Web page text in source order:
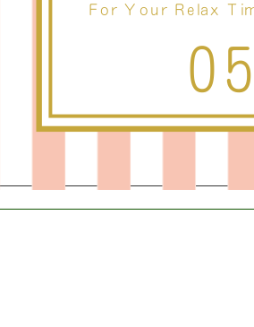
Fo r Y o u r R e la x T i
0